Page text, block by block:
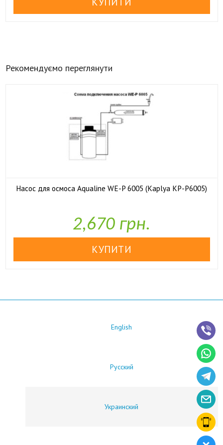
Рекомендуємо переглянути
Насос для осмоса Aqualine WE-P 6005 (Kaplya KP-P6005)
2,670 грн.
English
Русский
Украинский